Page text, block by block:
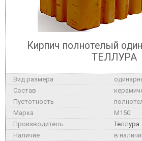
Кирпич полнотелый
ТЕЛЛУРА
M150
Теллура
в